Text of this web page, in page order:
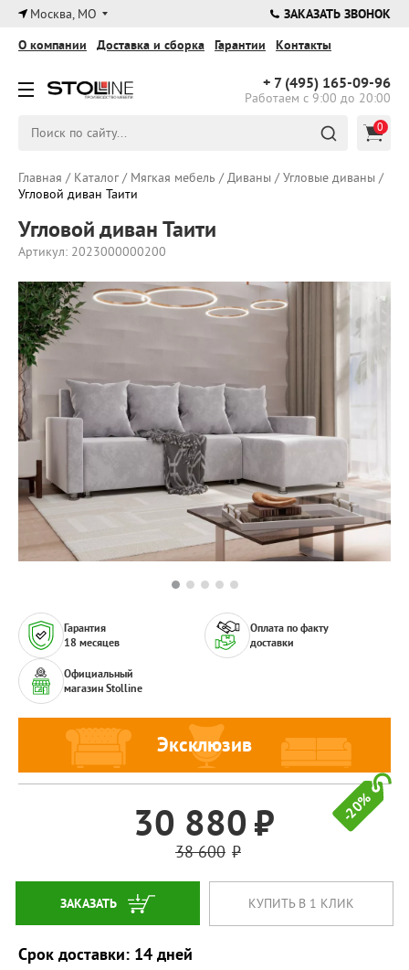
×
Москва, МО ЗАКАЗАТЬ ЗВОНОК
+ 7 (495) 165-09-96
Работаем с 9:00 до 20:00
О компании Доставка и сборка Гарантии Контакты
0
Главная / Каталог/ Мягкая мебель /Диваны /Угловые диваны /
Угловой диван Таити
Угловой диван Таити
Артикул: 2023000000200
-20%
Гарантия
18 месяцев
Официальный
магазин Stolline
Оплата по факту
доставки
Эксклюзив
30 880
38 600
ЗАКАЗАТЬ КУПИТЬ В 1 КЛИК
Срок доставки: 14 дней